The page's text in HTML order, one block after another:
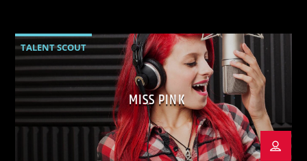
TALENT SCOUT
MISS PINK